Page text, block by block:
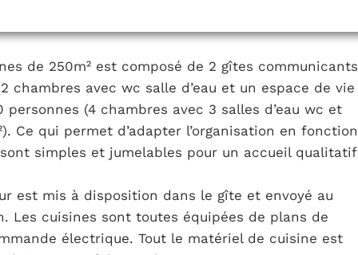
de 250m² est composé de 2 gîtes communicants
chambres avec wc salle d’eau et un espace de vie
personnes (4 chambres avec 3 salles d’eau wc et
Ce qui permet d’adapter l’organisation en fonction
simples et jumelables pour un accueil qualitatif
est mis à disposition dans le gîte et envoyé au
Les cuisines sont toutes équipées de plans de
électrique. Tout le matériel de cuisine est